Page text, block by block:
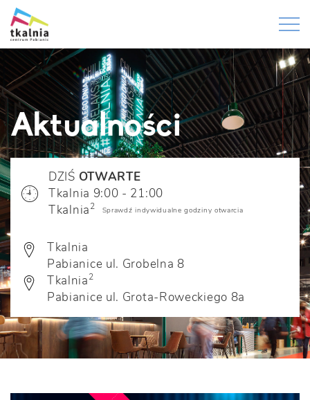
Aktualności
DZIŚ OTWARTE
Tkalnia 9:00 - 21:00
Tkalnia2 Sprawdź indywidualne godziny otwarcia
Tkalnia
Pabianice ul. Grobelna 8
Tkalnia2
Pabianice ul. Grota-Roweckiego 8a